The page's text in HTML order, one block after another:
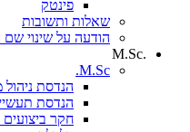
פינטק
שאלות ותשובות
הודעה על שינוי
.M.Sc
M.Sc.
הנדסת ניהול
הנדסת
חקר ביצועים